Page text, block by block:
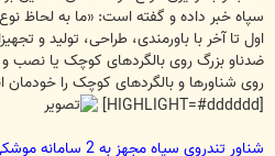
سپاه خبر داده و گفته است: «ما به لحاظ نوع
اول تا آخر با باورمندی، طراحی، تولید و
ضدناو بزرگ روی بالگردهای کوچک یا
روی شناورها و بالگردهای کوچک را خودمان
[HIGHLIGHT=#dddddd]
شناور تندروی سپاه مجهز به 2 سامانه موشکی کروز